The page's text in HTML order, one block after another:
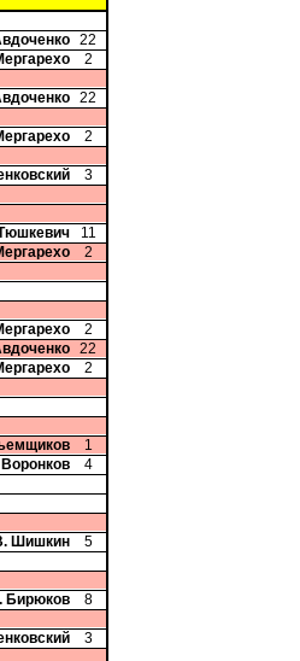
22
2
22
2
3
11
2
2
22
2
1
4
Шишкин
5
Бирюков
8
3